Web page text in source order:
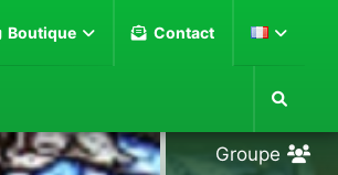
Boutique Contact
Groupe